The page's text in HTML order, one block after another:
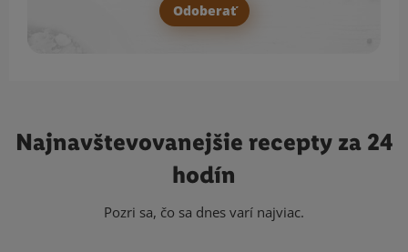
Odoberať
Najnavštevovanejšie recepty za 24
hodín
Pozri sa, čo sa dnes varí najviac.